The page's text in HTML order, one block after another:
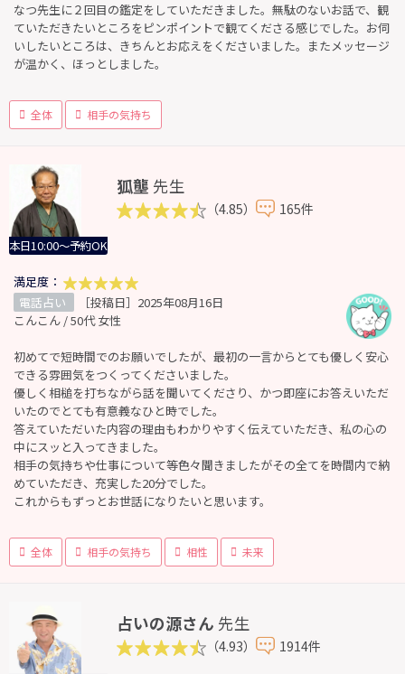
なつ先生に２回目の鑑定をしていただきました。無駄のないお話で、観
ていただきたいところをピンポイントで観てくださる感じでした。お伺
いしたいところは、きちんとお応えをくださいました。またメッセージ
が温かく、ほっとしました。
全体 相手の気持ち
本日10:00～予約OK
狐壟 先生
（4.85） 165件
満足度：
電話占い
［投稿日］2025年08月16日
こんこん / 50代 女性
初めてで短時間でのお願いでしたが、最初の一言からとても優しく安心
できる雰囲気をつくってくださいました。
優しく相槌を打ちながら話を聞いてくださり、かつ即座にお答えいただ
いたのでとても有意義なひと時でした。
答えていただいた内容の理由もわかりやすく伝えていただき、私の心の
中にスッと入ってきました。
相手の気持ちや仕事について等色々聞きましたがその全てを時間内で納
めていただき、充実した20分でした。
これからもずっとお世話になりたいと思います。
全体 相手の気持ち 相性 未来
占いの源さん 先生
（4.93） 1914件